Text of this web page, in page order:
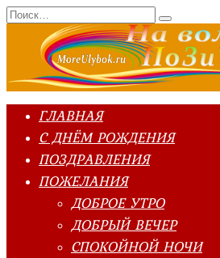
Перейти
к
содержанию
Search
for:
ГЛАВНАЯ
С ДНЁМ РОЖДЕНИЯ
ПОЗДРАВЛЕНИЯ
ПОЖЕЛАНИЯ
ДОБРОЕ УТРО
ДОБРЫЙ ВЕЧЕР
СПОКОЙНОЙ НОЧИ